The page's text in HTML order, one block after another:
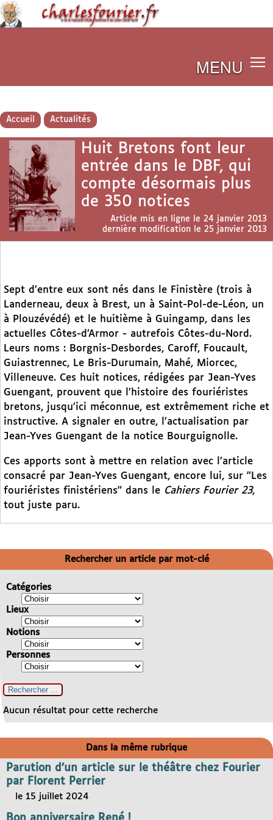
MENU
Accueil Actualités
Huit Bretons font leur
entrée dans le DBF, qui
compte désormais plus
de 350 notices
Article mis en ligne le 24 janvier 2013
dernière modification le 25 janvier 2013
Sept d’entre eux sont nés dans le Finistère (trois à
Landerneau, deux à Brest, un à Saint-Pol-de-Léon, un
à Plouzévédé) et le huitième à Guingamp, dans les
actuelles Côtes-d’Armor - autrefois Côtes-du-Nord.
Leurs noms : Borgnis-Desbordes, Caroff, Foucault,
Guiastrennec, Le Bris-Durumain, Mahé, Miorcec,
Villeneuve. Ces huit notices, rédigées par Jean-Yves
Guengant, prouvent que l’histoire des fouriéristes
bretons, jusqu’ici méconnue, est extrêmement riche et
instructive. A signaler en outre, l’actualisation par
Jean-Yves Guengant de la notice Bourguignolle.
Ces apports sont à mettre en relation avec l’article
consacré par Jean-Yves Guengant, encore lui, sur "Les
fouriéristes finistériens" dans le Cahiers Fourier 23,
tout juste paru.
Rechercher un article par mot-clé
Catégories
Lieux
Notions
Personnes
Aucun résultat pour cette recherche
Dans la même rubrique
Parution d’un article sur le théâtre chez Fourier
par Florent Perrier
le 15 juillet 2024